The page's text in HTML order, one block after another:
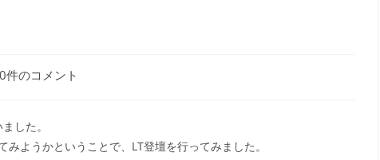
0件のコメント
した。
ようかということで、LT登壇を行ってみました。